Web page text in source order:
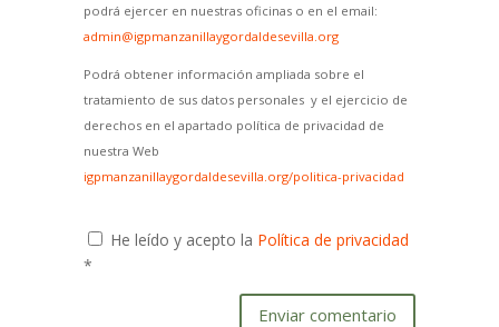
podrá ejercer en nuestras oficinas o en el email:
admin@igpmanzanillaygordaldesevilla.org
Podrá obtener información ampliada sobre el
tratamiento de sus datos personales y el ejercicio de
derechos en el apartado política de privacidad de
nuestra Web
igpmanzanillaygordaldesevilla.org/politica-privacidad
He leído y acepto la Política de privacidad
*
Enviar comentario